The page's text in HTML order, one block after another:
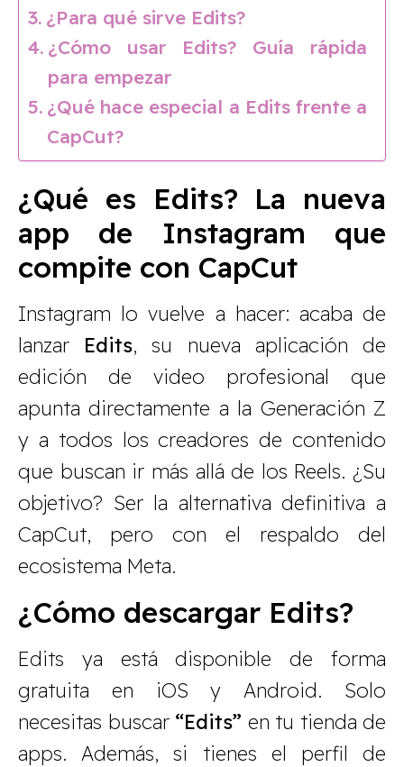
¿Para qué sirve Edits?
¿Cómo usar Edits? Guía rápida
para empezar
¿Qué hace especial a Edits frente a
CapCut?
¿Qué es Edits? La nueva
app de Instagram que
compite con CapCut
Instagram lo vuelve a hacer: acaba de
lanzar Edits, su nueva aplicación de
edición de video profesional que
apunta directamente a la Generación Z
y a todos los creadores de contenido
que buscan ir más allá de los Reels. ¿Su
objetivo? Ser la alternativa definitiva a
CapCut, pero con el respaldo del
ecosistema Meta.
¿Cómo descargar Edits?
Edits ya está disponible de forma
gratuita en iOS y Android. Solo
necesitas buscar “Edits” en tu tienda de
apps. Además, si tienes el perfil de